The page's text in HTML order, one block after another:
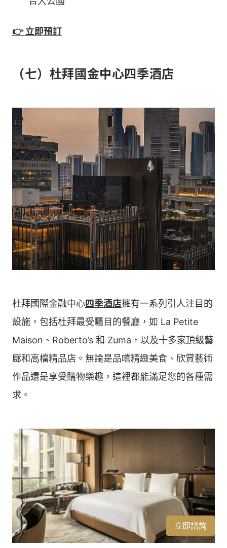
👉 立即預訂
（七）杜拜國金中心四季酒店
杜拜國際金融中心四季酒店擁有一系列引人注目的
設施，包括杜拜最受矚目的餐廳，如 La Petite
Maison、Roberto’s 和 Zuma，以及十多家頂級藝
廊和高檔精品店。無論是品嚐精緻美食、欣賞藝術
作品還是享受購物樂趣，這裡都能滿足您的各種需
求。
立即諮詢